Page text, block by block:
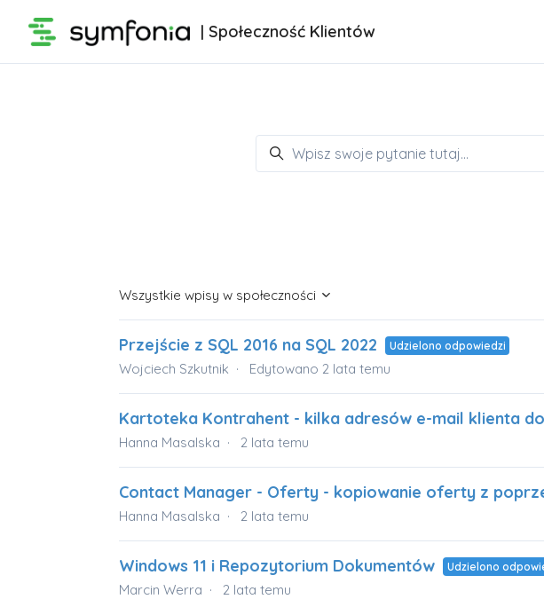
| Społeczność Klientów
Szukaj
Wszystkie wpisy w społeczności
Przejście z SQL 2016 na SQL 2022 Udzielono odpowiedzi
Wojciech Szkutnik Edytowano 2 lata temu
Kartoteka Kontrahent - kilka adresów e-mail klienta
Hanna Masalska 2 lata temu
Contact Manager - Oferty - kopiowanie oferty z
Hanna Masalska 2 lata temu
Windows 11 i Repozytorium Dokumentów Udzielono
Marcin Werra 2 lata temu